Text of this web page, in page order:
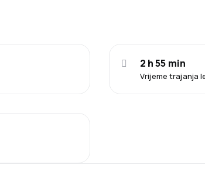
Vrijeme trajanja
2 h 55 min